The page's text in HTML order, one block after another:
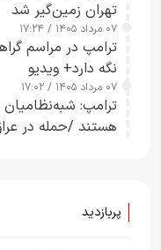
تهران زمین‌گیر شد
۰۷ مرداد ۱۴۰۵ / ۱۷:۲۴
ترامپ در مراسم
نگه دارد+ ویدیو
۰۷ مرداد ۱۴۰۵ / ۱۷:۰۲
ترامپ:
هستند /حمله در
پربازدید